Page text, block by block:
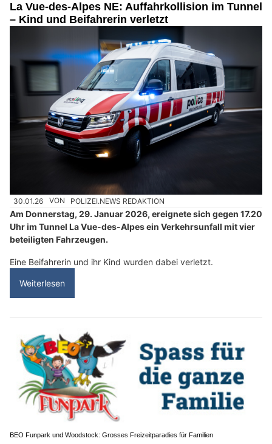
La Vue-des-Alpes NE: Auffahrkollision im Tunnel
– Kind und Beifahrerin verletzt
30.01.26 VON POLIZEI.NEWS REDAKTION
Am Donnerstag, 29. Januar 2026, ereignete sich gegen 17.20
Uhr im Tunnel La Vue-des-Alpes ein Verkehrsunfall mit vier
beteiligten Fahrzeugen.
Eine Beifahrerin und ihr Kind wurden dabei verletzt.
Weiterlesen
BEO Funpark und Woodstock: Grosses Freizeitparadies für Familien